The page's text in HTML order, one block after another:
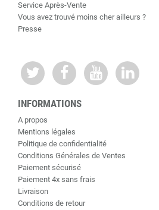
Service Après-Vente
Vous avez trouvé moins cher ailleurs ?
Presse
INFORMATIONS
A propos
Mentions légales
Politique de confidentialité
Conditions Générales de Ventes
Paiement sécurisé
Paiement 4x sans frais
Livraison
Conditions de retour